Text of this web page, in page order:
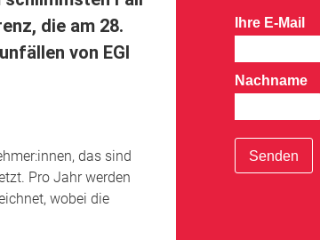
die am 28.
von EGI
das sind
Pro Jahr werden
wobei die
Ihre E-Mail
Nachname
Senden